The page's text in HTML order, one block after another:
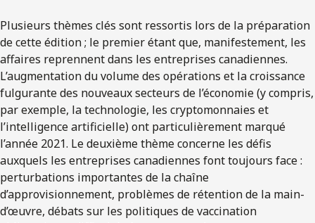
Plusieurs thèmes clés sont ressortis lors de la préparation
de cette édition ; le premier étant que, manifestement, les
affaires reprennent dans les entreprises canadiennes.
L’augmentation du volume des opérations et la croissance
fulgurante des nouveaux secteurs de l’économie (y compris,
par exemple, la technologie, les cryptomonnaies et
l’intelligence artificielle) ont particulièrement marqué
l’année 2021. Le deuxième thème concerne les défis
auxquels les entreprises canadiennes font toujours face :
perturbations importantes de la chaîne
d’approvisionnement, problèmes de rétention de la main-
d’œuvre, débats sur les politiques de vaccination